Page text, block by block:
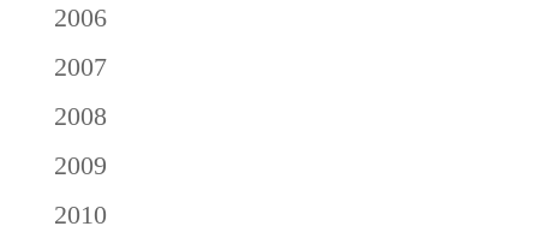
2006
2007
2008
2009
2010